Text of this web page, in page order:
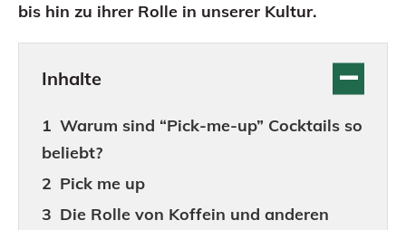
bis hin zu ihrer Rolle in unserer Kultur.
Inhalte
Warum sind “Pick-me-up” Cocktails so
beliebt?
Pick me up
Die Rolle von Koffein und anderen